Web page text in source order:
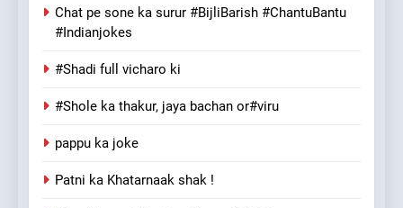
Chat pe sone ka surur #BijliBarish #ChantuBantu
#Indianjokes
#Shadi full vicharo ki
#Shole ka thakur, jaya bachan or#viru
pappu ka joke
Patni ka Khatarnaak shak !